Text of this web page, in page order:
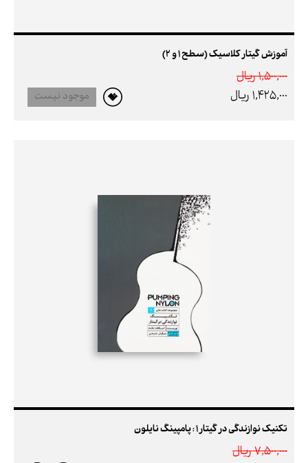
آموزش گیتار کلاسیک (سطح 1 و 2)
1,500,000 ريال
1,425,000 ريال
موجود نیست
تکنیک نوازندگی در گیتار 1 : پامپینگ نایلون
7,500,000 ريال